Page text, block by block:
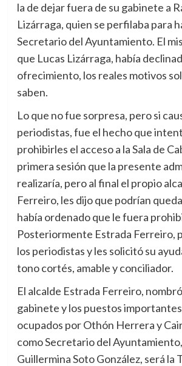
la de dejar fuera de su gabinete a
Lizárraga, quien se perfilaba para
Secretario del Ayuntamiento. El
que Lucas Lizárraga, había
ofrecimiento, los reales motivos
saben.
Lo que no fue sorpresa, pero si
periodistas, fue el hecho que
prohibirles el acceso a la Sala de
primera sesión que la presente
realizaría, pero al final el propio
Ferreiro, les dijo que podrían
había ordenado que le fuera
Posteriormente Estrada Ferreiro,
los periodistas y les solicitó su
tono cortés, amable y conciliador.
El alcalde Estrada Ferreiro,
gabinete y los puestos
ocupados por Othón Herrera y
como Secretario del
Guillermina Soto González, será la